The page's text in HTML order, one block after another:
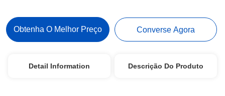
Obtenha O Melhor Preço Converse Agora
Detail Information Descrição Do Produto